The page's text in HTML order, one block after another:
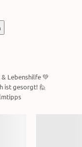
Lebenshilfe 💚
ist gesorgt! 🙋